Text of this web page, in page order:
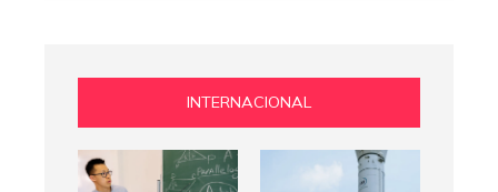
INTERNACIONAL